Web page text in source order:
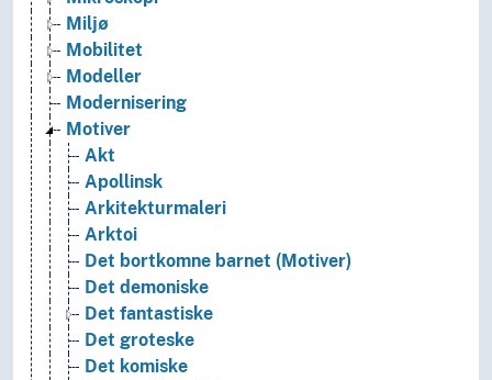
Miljø
Mobilitet
Modeller
Modernisering
Motiver
Akt
Apollinsk
Arkitekturmaleri
Arktoi
Det bortkomne barnet (Motiver)
Det demoniske
Det fantastiske
Det groteske
Det komiske